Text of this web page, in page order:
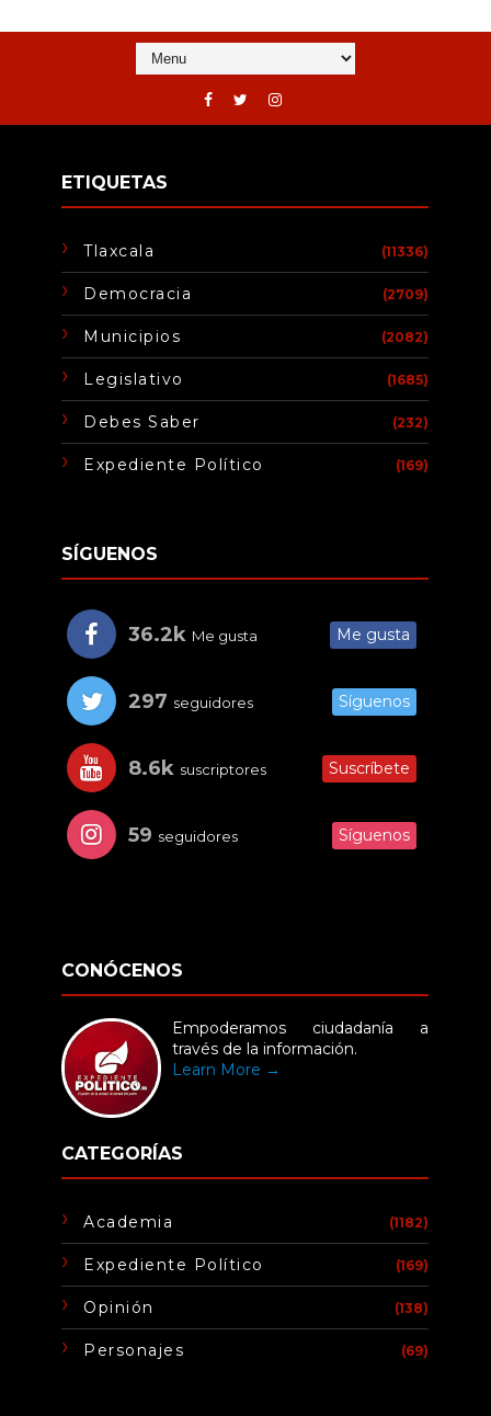
ETIQUETAS
Tlaxcala (11336)
Democracia (2709)
Municipios (2082)
Legislativo (1685)
Debes Saber (232)
Expediente Político (169)
SÍGUENOS
36.2k Me gusta Me gusta
297 seguidores Síguenos
8.6k suscriptores Suscríbete
59 seguidores Síguenos
CONÓCENOS
Empoderamos ciudadanía a
través de la información.
Learn More →
CATEGORÍAS
Academia (1182)
Expediente Político (169)
Opinión (138)
Personajes (69)